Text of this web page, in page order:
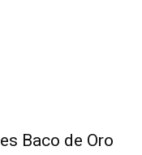
Baco de Oro